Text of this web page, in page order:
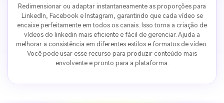
Redimensionar ou adaptar instantaneamente as proporções para
LinkedIn, Facebook e Instagram, garantindo que cada vídeo se
encaixe perfeitamente em todos os canais. Isso torna a criação de
vídeos do linkedin mais eficiente e fácil de gerenciar. Ajuda a
melhorar a consistência em diferentes estilos e formatos de vídeo.
Você pode usar esse recurso para produzir conteúdo mais
envolvente e pronto para a plataforma.